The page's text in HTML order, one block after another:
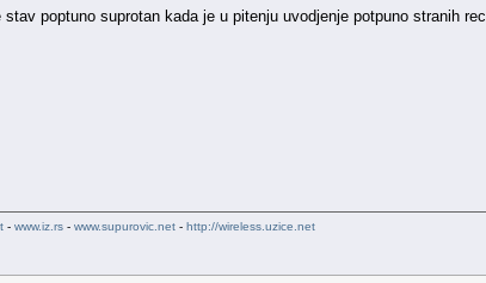
poptuno suprotan kada je u pitenju uvodjenje potpuno stranih
- www.iz.rs - www.supurovic.net - http://wireless.uzice.net